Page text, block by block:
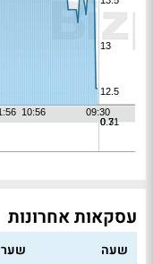
עסקאות אחרונות
שעה שער